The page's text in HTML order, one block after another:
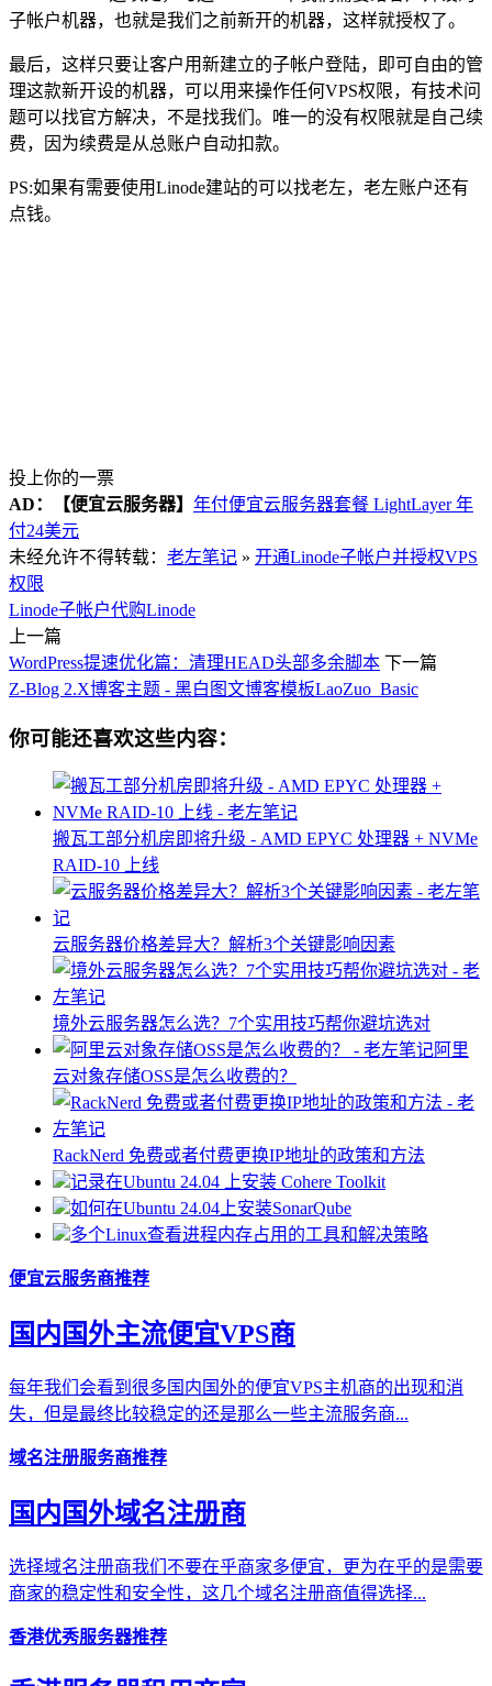
子帐户机器，也就是我们之前新开的机器，这样就授权了。
最后，这样只要让客户用新建立的子帐户登陆，即可自由的管
理这款新开设的机器，可以用来操作任何VPS权限，有技术问
题可以找官方解决，不是找我们。唯一的没有权限就是自己续
费，因为续费是从总账户自动扣款。
PS:如果有需要使用Linode建站的可以找老左，老左账户还有
点钱。
投上你的一票
AD：
【便宜云服务器】 年付便宜云服务器套餐 LightLayer 年
付24美元
未经允许不得转载： 老左笔记 » 开通Linode子帐户并授权VPS
权限
Linode子帐户代购Linode
上一篇
WordPress提速优化篇：清理HEAD头部多余脚本 下一篇
Z-Blog 2.X博客主题 - 黑白图文博客模板LaoZuo_Basic
你可能还喜欢这些内容：
搬瓦工部分机房即将升级 - AMD EPYC 处理器 + NVMe
RAID-10 上线
云服务器价格差异大？解析3个关键影响因素
境外云服务器怎么选？7个实用技巧帮你避坑选对
阿里
云对象存储OSS是怎么收费的？
RackNerd 免费或者付费更换IP地址的政策和方法
记录在Ubuntu 24.04 上安装 Cohere Toolkit
如何在Ubuntu 24.04上安装SonarQube
多个Linux查看进程内存占用的工具和解决策略
便宜云服务商推荐
国内国外主流便宜VPS商
每年我们会看到很多国内国外的便宜VPS主机商的出现和消
失，但是最终比较稳定的还是那么一些主流服务商...
域名注册服务商推荐
国内国外域名注册商
选择域名注册商我们不要在乎商家多便宜，更为在乎的是需要
商家的稳定性和安全性，这几个域名注册商值得选择...
香港优秀服务器推荐